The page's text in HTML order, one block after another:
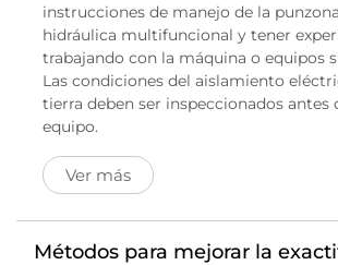
instrucciones de manejo de la
hidráulica multifuncional y tener
trabajando con la máquina o equipos
Las condiciones del aislamiento
tierra deben ser inspeccionados antes
equipo.
Ver más
Métodos para mejorar la